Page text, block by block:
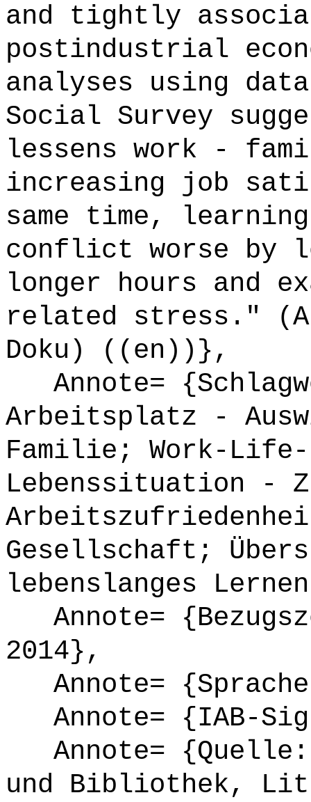
and tightly
postindustrial
analyses using
Social Survey
lessens work -
increasing job
same time,
conflict worse by
longer hours and
related stress."
Doku) ((en))},
Annote=
Arbeitsplatz -
Familie; Work-
Lebenssituation -
Gesellschaft;
lebenslanges
Annote=
2014},
Annote=
Annote= {IAB-
Annote= {Quelle:
und Bibliothek,